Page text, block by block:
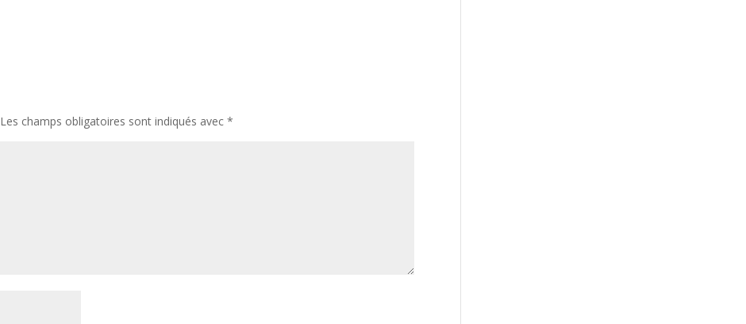
Les champs obligatoires sont indiqués avec*